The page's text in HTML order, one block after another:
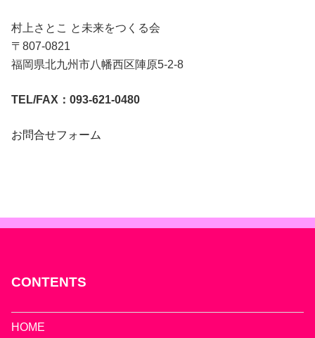
村上さとこ と未来をつくる会
〒807-0821
福岡県北九州市八幡西区陣原5-2-8
TEL/FAX：093-621-0480
お問合せフォーム
CONTENTS
HOME